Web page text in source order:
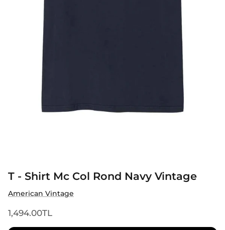
T - Shirt Mc Col Rond Navy Vintage
American Vintage
1,494.00TL